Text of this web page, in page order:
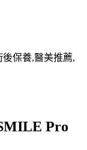
保養,醫美推薦,
Pro